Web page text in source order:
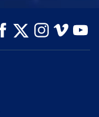
СМОТРЕТЬ
ПЕРЕДАЧИ